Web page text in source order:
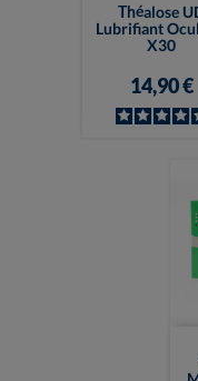
Théalose
Lubrifiant
X30
14,90 €